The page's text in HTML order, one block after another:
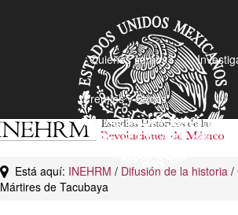
¿Quiénes somos?
Premios y Becas
Está aquí: INEHRM / Difusión de la historia /
Mártires de Tacubaya